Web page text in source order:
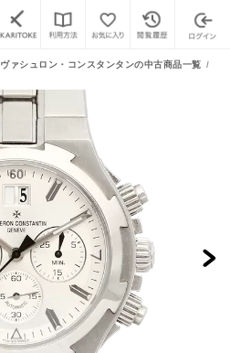
ヴァシュロン・コンスタンタンの中古商品一覧